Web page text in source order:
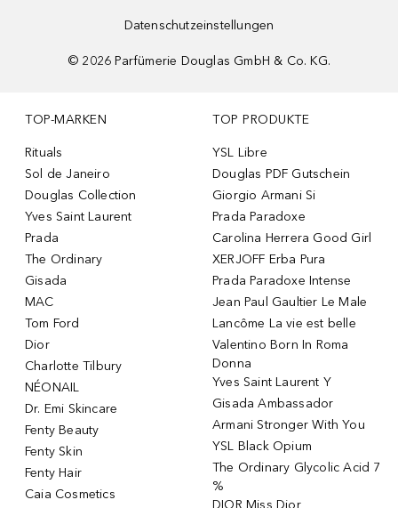
Datenschutzeinstellungen
© 2026 Parfümerie Douglas GmbH & Co. KG.
TOP-MARKEN
Rituals
Sol de Janeiro
Douglas Collection
Yves Saint Laurent
Prada
The Ordinary
Gisada
MAC
Tom Ford
Dior
Charlotte Tilbury
NÉONAIL
Dr. Emi Skincare
Fenty Beauty
Fenty Skin
Fenty Hair
Caia Cosmetics
TOP PRODUKTE
YSL Libre
Douglas PDF Gutschein
Giorgio Armani Si
Prada Paradoxe
Carolina Herrera Good Girl
XERJOFF Erba Pura
Prada Paradoxe Intense
Jean Paul Gaultier Le Male
Lancôme La vie est belle
Valentino Born In Roma
Donna
Yves Saint Laurent Y
Gisada Ambassador
Armani Stronger With You
YSL Black Opium
The Ordinary Glycolic Acid 7
%
DIOR Miss Dior